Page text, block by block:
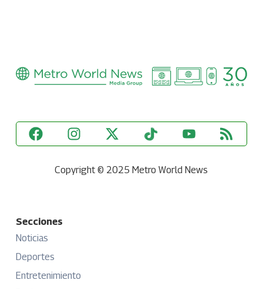
Copyright © 2025 Metro World News
Secciones
Noticias
Deportes
Entretenimiento